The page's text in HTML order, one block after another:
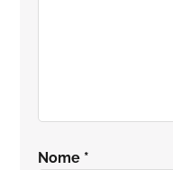
Nome *